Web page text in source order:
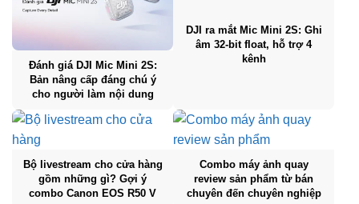
Đánh giá DJI Mic Mini 2S:
Bản nâng cấp đáng chú ý
cho người làm nội dung
DJI ra mắt Mic Mini 2S: Ghi
âm 32-bit float, hỗ trợ 4
kênh
Bộ livestream cho cửa hàng
gồm những gì? Gợi ý
combo Canon EOS R50 V
Combo máy ảnh quay
review sản phẩm từ bán
chuyên đến chuyên nghiệp